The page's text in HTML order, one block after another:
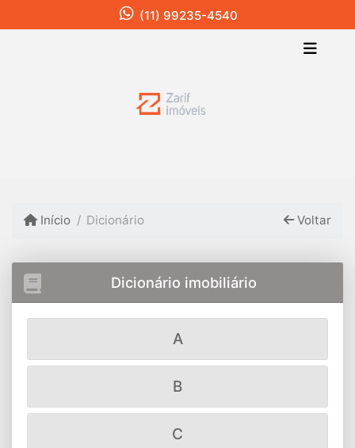
(11) 99235-4540
Início Dicionário Voltar
Dicionário imobiliário
A
B
C